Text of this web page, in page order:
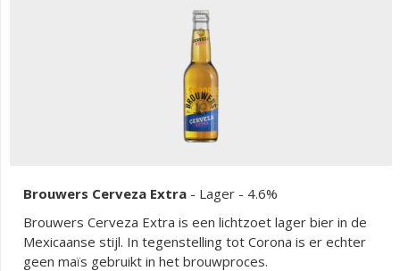
Brouwers Cerveza Extra - Lager - 4.6%
Brouwers Cerveza Extra is een lichtzoet lager bier in de
Mexicaanse stijl. In tegenstelling tot Corona is er echter
geen maïs gebruikt in het brouwproces.